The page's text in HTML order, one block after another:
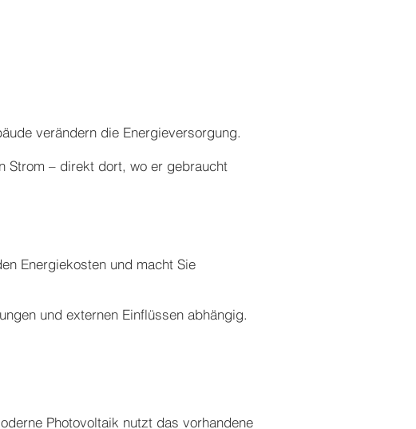
verändern die Energieversorgung.
Strom – direkt dort, wo er gebraucht
Energiekosten und macht Sie
und externen Einflüssen abhängig.
Photovoltaik nutzt das vorhandene